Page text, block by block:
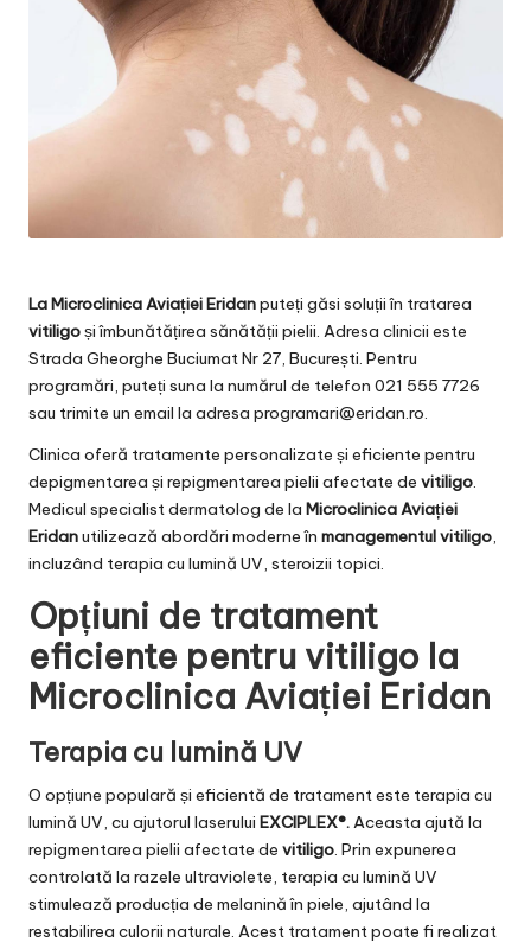
La Microclinica Aviației Eridanputeți găsi soluții în tratarea
vitiligoși îmbunătățirea sănătății pielii. Adresa clinicii este
Strada Gheorghe Buciumat Nr 27, București. Pentru
programări, puteți suna la numărul de telefon 021 555 7726
sau trimite un email la adresa programari@eridan.ro.
Clinica oferă tratamente personalizate și eficiente pentru
depigmentarea și repigmentarea pielii afectate de vitiligo.
Medicul specialist dermatolog de la Microclinica Aviației
Eridanutilizează abordări moderne în managementul vitiligo,
incluzând terapia cu lumină UV, steroizii topici.
Opțiuni de tratament
eficiente pentru vitiligo la
Microclinica Aviației Eridan
Terapia cu lumină UV
O opțiune populară și eficientă de tratament este terapia cu
lumină UV, cu ajutorul laserului EXCIPLEX®.Aceasta ajută la
repigmentarea pielii afectate de vitiligo. Prin expunerea
controlată la razele ultraviolete, terapia cu lumină UV
stimulează producția de melanină în piele, ajutând la
restabilirea culorii naturale. Acest tratament poate fi realizat